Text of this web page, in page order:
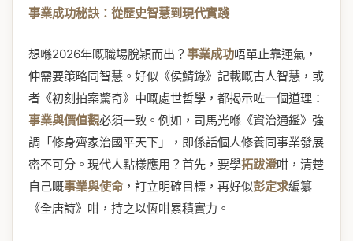
事業成功秘訣：從歷史智慧到現代實踐
想喺2026年嘅職場脫穎而出？事業成功唔單止靠運氣，
仲需要策略同智慧。好似《侯鯖錄》記載嘅古人智慧，或
者《初刻拍案驚奇》中嘅處世哲學，都揭示咗一個道理：
事業與價值觀必須一致。例如，司馬光喺《資治通鑑》強
調「修身齊家治國平天下」，即係話個人修養同事業發展
密不可分。現代人點樣應用？首先，要學拓跋澄咁，清楚
自己嘅事業與使命，訂立明確目標，再好似彭定求編纂
《全唐詩》咁，持之以恆咁累積實力。